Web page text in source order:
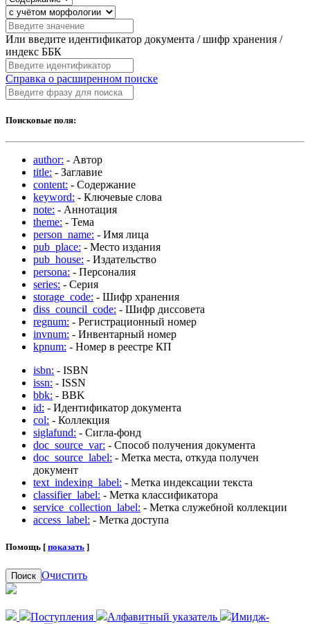
Или введите идентификатор документа / шифр хранения /
индекс ББК
Справка о расширенном поиске
Поисковые поля:
author: - Автор
title: - Заглавие
content: - Содержание
keyword: - Ключевые слова
note: - Аннотация
theme: - Тема
person_name: - Имя лица
pub_place: - Место издания
pub_house: - Издательство
persona: - Персоналия
series: - Серия
storage_code: - Шифр хранения
diss_council_code: - Шифр диссовета
regnum: - Регистрационный номер
invnum: - Инвентарный номер
kpnum: - Номер в реестре КП
isbn: - ISBN
issn: - ISSN
bbk: - BBK
id: - Идентификатор документа
col: - Коллекция
siglafund: - Сигла-фонд
doc_source_var: - Способ получения документа
doc_source_label: - Метка места, откуда получен
документ
text_indexing_label: - Метка индексации текста
classifier_label: - Метка классификатора
service_collection_label: - Метка служебной коллекции
access_label: - Метка доступа
Помощь [ показать ]
Поиск Очистить
Поступления Алфавитный указатель
Имидж-